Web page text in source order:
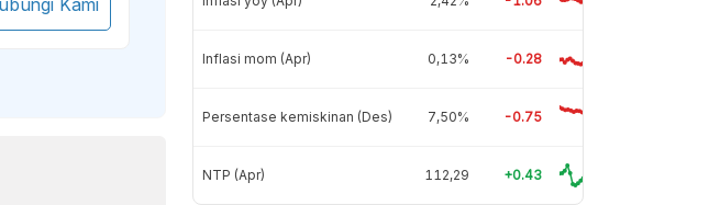
Inflasi mom (Apr) 0,13% -0.28
Persentase kemiskinan (Des) 7,50% -0.75
NTP (Apr) 112,29 +0.43